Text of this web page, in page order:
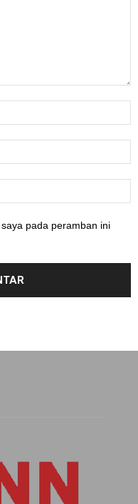
pada peramban ini